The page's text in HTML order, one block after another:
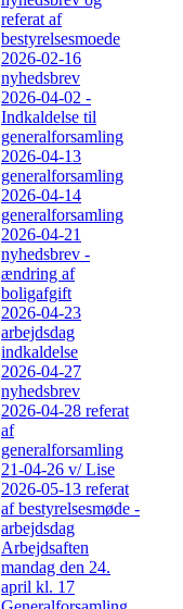
referat af
bestyrelsesmoede
2026-02-16
nyhedsbrev
2026-04-02 -
Indkaldelse til
generalforsamling
2026-04-13
generalforsamling
2026-04-14
generalforsamling
2026-04-21
nyhedsbrev -
ændring af
boligafgift
2026-04-23
arbejdsdag
indkaldelse
2026-04-27
nyhedsbrev
2026-04-28 referat
af
generalforsamling
21-04-26 v/ Lise
2026-05-13 referat
af bestyrelsesmøde -
arbejdsdag
Arbejdsaften
mandag den 24.
april kl. 17